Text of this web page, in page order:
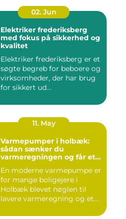
02. Jun
Elektriker frederiksberg
med fokus på sikkerhed og
kvalitet
Elektriker frederiksberg er et
søgte begreb for beboere og
virksomheder, der har brug
for sikkert ud...
11. May
Varmepumper i holbæk:
sådan sænker du
varmeregningen og får et
En moderne varmepumpe er
for mange boligejere i
Holbæk blevet nøglen til
lavere varmeregning og et